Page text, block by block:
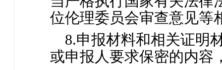
位伦理委员会审查意见等
8.申报材料和相关证明
或申报人要求保密的内容